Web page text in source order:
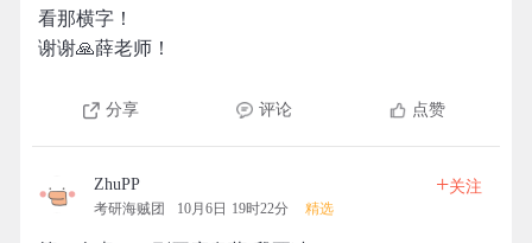
看那横字！
谢谢🙏薛老师！
分享 评论 点赞
ZhuPP
考研海贼团 10月6日 19时22分 精选
+关注